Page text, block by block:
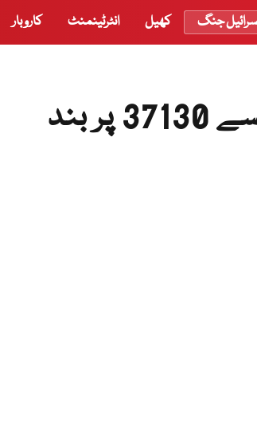
جنگ کھیل انٹرٹینمنٹ کاروبار